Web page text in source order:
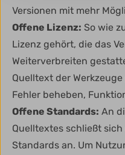
Versionen mit mehr
Offene Lizenz: So wie
Lizenz gehört, die das
Weiterverbreiten
Quelltext der
Fehler beheben,
Offene Standards: An
Quelltextes schließt
Standards an. Um